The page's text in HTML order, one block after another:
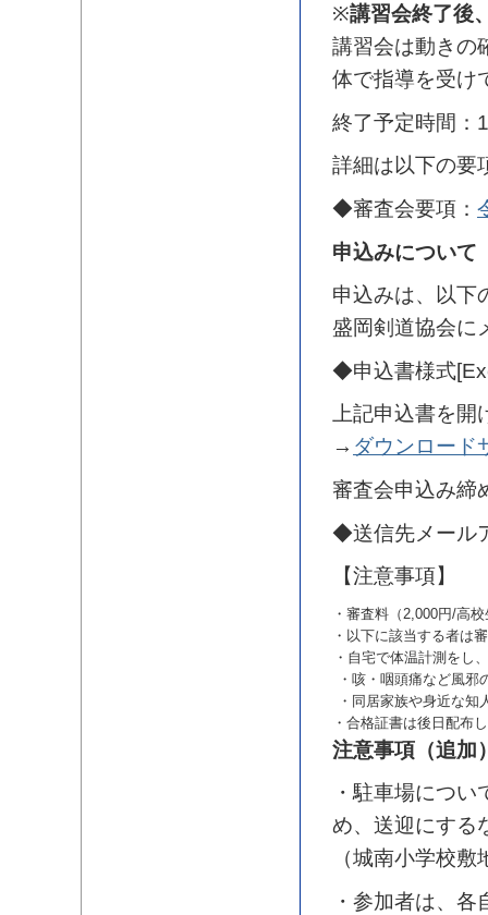
※講習会終了後
講習会は動きの
体で指導を受け
終了予定時間：
詳細は以下の要
◆審査会要項：
申込みについて
申込みは、以下
盛岡剣道協会に
◆申込書様式
上記申込書を開
→ ダウンロード
審査会申込み締
◆送信先メール
【注意事項】
・審査料（2,000円/高
・以下に該当する者は
・自宅で体温計測をし
・咳・咽頭痛など風邪
・同居家族や身近な知
・合格証書は後日配布
注意事項（追加
・駐車場につ
め、送迎にする
（城南小学校
・参加者は、